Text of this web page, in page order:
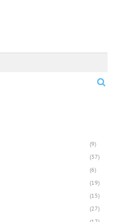
(9)
(37)
(6)
(19)
(15)
(27)